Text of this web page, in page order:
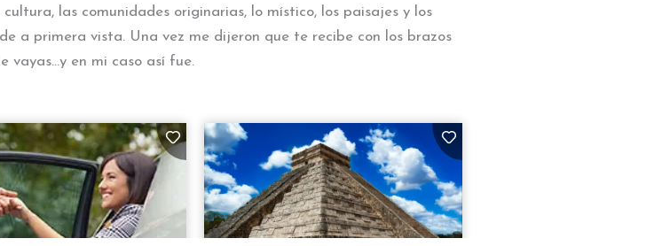
las comunidades originarias, lo místico, los paisajes y los
a primera vista. Una vez me dijeron que te recibe con los brazos
vayas…y en mi caso así fue.